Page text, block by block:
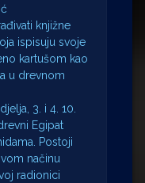
knjižne
ispisuju svoje
kartušom kao
u drevnom
3. i 4. 10.
Egipat
Postoji
načinu
radionici